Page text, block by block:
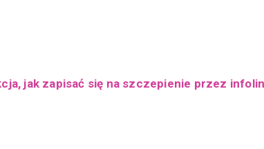
jak zapisać się na szczepienie przez